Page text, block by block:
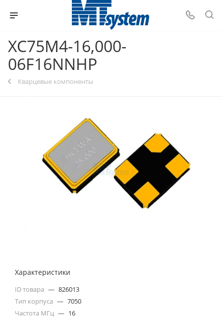
XC75M4-16,000-
06F16NNHP
Кварцевые компоненты
Характеристики
ID товара — 826013
Тип корпуса — 7050
Частота МГц — 16